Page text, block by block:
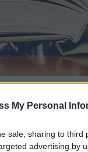
My Personal
sale, sharing to
advertising by